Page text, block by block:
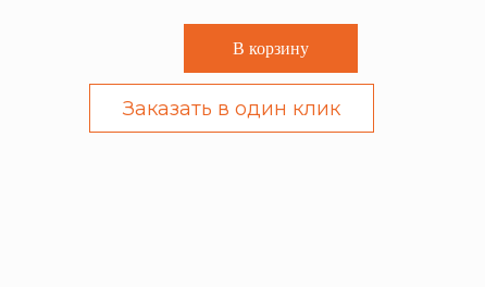
В корзину
Заказать в один клик